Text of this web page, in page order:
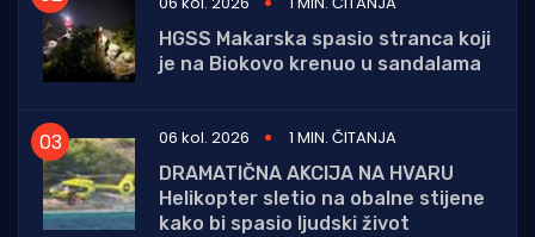
HGSS Makarska spasio stranca koji
je na Biokovo krenuo u sandalama
06 kol. 2026
1 MIN. ČITANJA
DRAMATIČNA AKCIJA NA HVARU
Helikopter sletio na obalne stijene
kako bi spasio ljudski život